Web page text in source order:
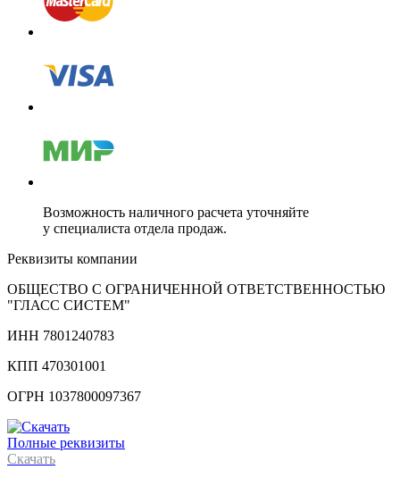
Возможность наличного расчета уточняйте
у специалиста отдела продаж.
Реквизиты компании
ОБЩЕСТВО С ОГРАНИЧЕННОЙ ОТВЕТСТВЕННОСТЬЮ
"ГЛАСС СИСТЕМ"
ИНН 7801240783
КПП 470301001
ОГРН 1037800097367
Полные реквизиты
Скачать